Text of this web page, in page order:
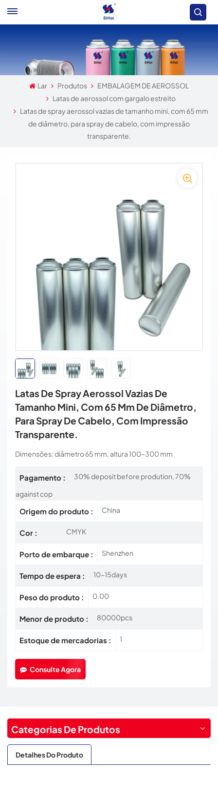
Lar Produtos
EMBALAGEM DE AEROSSOL
Latas de aerossol com gargalo estreito
Latas de spray aerossol vazias de tamanho mini, com 65 mm
de diâmetro, para spray de cabelo, com impressão
transparente.
Latas De Spray Aerossol Vazias De
Tamanho Mini, Com 65 Mm De Diâmetro,
Para Spray De Cabelo, Com Impressão
Transparente.
Dimensões: diâmetro 65 mm, altura 100~300 mm
Pagamento :
30% deposit before prodution, 70%
against cop
Origem do produto : China
Cor : CMYK
Porto de embarque : Shenzhen
Tempo de espera : 10-15days
Peso do produto : 0.00
Menor de produto : 80000pcs
Estoque de mercadorias : 1
Consulte Agora
Categorias De Produtos
Detalhes Do Produto